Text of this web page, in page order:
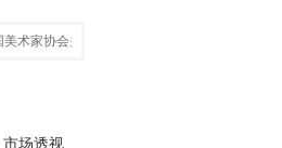
术家协会关于申请入会途径的声明
市场透视